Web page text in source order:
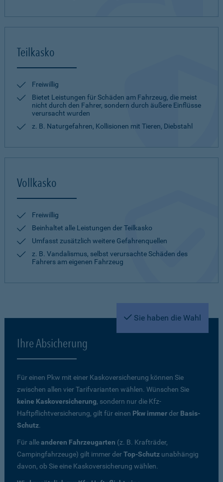
Teilkasko
Freiwillig
Bietet Leistungen für Schäden am Fahrzeug, die meist
nicht durch den Fahrer, sondern durch äußere Einflüsse
verursacht wurden
z. B. Naturgefahren, Kollisionen mit Tieren, Diebstahl
Vollkasko
Freiwillig
Beinhaltet alle Leistungen der Teilkasko
Umfasst zusätzlich weitere Gefahrenquellen
z. B. Vandalismus, selbst verursachte Schäden des
Fahrers am eigenen Fahrzeug
Sie haben die Wahl
Ihre Absicherung
Für einen Pkw mit einer Kaskoversicherung können Sie
zwischen allen vier Tarifvarianten wählen. Wünschen Sie
keine Kaskoversicherung, sondern nur die Kfz-
Haftpflichtversicherung, gilt für einen Pkw immerder Basis-
Schutz.
Für alleanderen Fahrzeugarten (z. B. Krafträder,
Campingfahrzeuge) gilt immer derTop-Schutz unabhängig
davon, ob Sie eine Kaskoversicherung wählen.